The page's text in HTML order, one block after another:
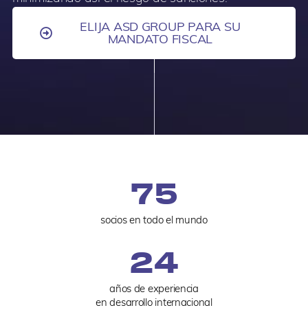
ELIJA ASD GROUP PARA SU
MANDATO FISCAL
socios en todo el mundo
75
años de experiencia
en desarrollo internacional
24